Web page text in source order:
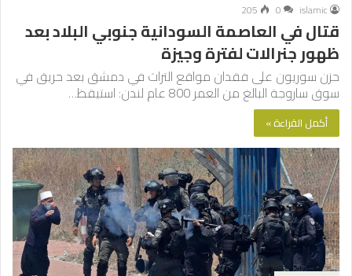
islamic
0
205
قتال في العاصمة السودانية جنوبي البلاد بعد
ظهور جنرالات لفترة وجيزة
حزن سوريون على فقدان مواقع التراث في دمشق بعد حريق في
سوق ساروجة البالغ من العمر 800 عام لندن: استيقظ…
أكمل القراءة »